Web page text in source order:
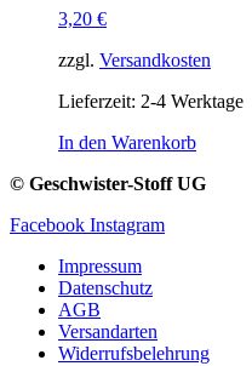
3,20 €
zzgl. Versandkosten
Lieferzeit: 2-4 Werktage
In den Warenkorb
© Geschwister-Stoff UG
Facebook Instagram
Impressum
Datenschutz
AGB
Versandarten
Widerrufsbelehrung